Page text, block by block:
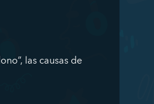
las causas de